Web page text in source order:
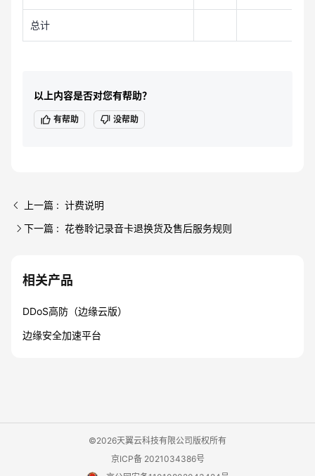
总计
以上内容是否对您有帮助？
有帮助 没帮助
上一篇 : 计费说明
下一篇 : 花卷聆记录音卡退换货及售后服务规则
相关产品
DDoS高防（边缘云版）
边缘安全加速平台
©2026天翼云科技有限公司版权所有
京ICP备 2021034386号